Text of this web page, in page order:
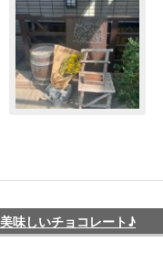
美味しいチョコレート♪